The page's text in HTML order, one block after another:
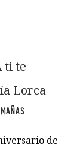
ti te
Lorca
de